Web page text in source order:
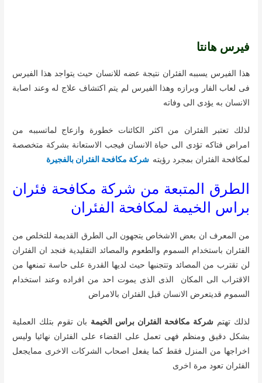
فيرس هانتا
هذا الفيرس يسببه الفئران نتيجة عضه للانسان حيث يتواجد هذا الفيرس
فى لعاب الفار وبرازه وهذا الفيرس لم يتم اكتشاف علاج له وعند اصابة
الانسان به يؤدى الى وفاته
لذلك تعتبر الفئران من اكثر الكائنات خطورة وازعاج لماتسببه من
امراض فتاكه تؤدى الى حياة الانسان فيجب الاستعانة بشركة متخصصة
لمكافحة الفئران بمجرد رؤيته شركة مكافحة الفئران بالفجيرة
الطرق المتبعة من شركة مكافحة فئران
براس الخيمة لمكافحة الفئران
من المعرف ان بعض الاشخاص يتجهون الى الطرق القديمة للتخلص من
الفئران باستخدام السموم والطعوم والمصائد التقليدية فنجد ان الفئران
لن تقترب من المصائد وتتجنبها حيث لديها القدرة على حاسة تمنعها من
الاقتراب الى المكان الذى الذى يموت احد من افراده وعند استخدام
السموم قديتعرض الانسان قبل الفئران بالامراض
لذلك تهتمشركة مكافحة الفئران براس الخيمة بان تقوم بتلك العملية
بشكل دقيق ومنظم فهى تعمل على القضاء على الفئران نهائيا وليس
اخراجها من المنزل فقط كما يفعل اصحاب الشركات الاخرى ممايجعل
الفئران تعود مرة اخرى